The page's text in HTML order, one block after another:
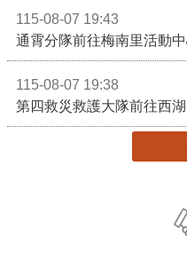
115-08-07 19:43
通霄分隊前往梅南里活動
115-08-07 19:38
第四救災救護大隊前往西